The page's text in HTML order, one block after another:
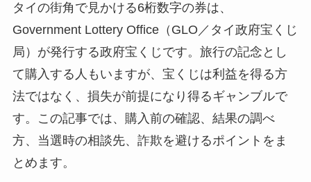
タイの街角で見かける6桁数字の券は、
Government Lottery Office（GLO／タイ政府宝くじ
局）が発行する政府宝くじです。旅行の記念とし
て購入する人もいますが、宝くじは利益を得る方
法ではなく、損失が前提になり得るギャンブルで
す。この記事では、購入前の確認、結果の調べ
方、当選時の相談先、詐欺を避けるポイントをま
とめます。